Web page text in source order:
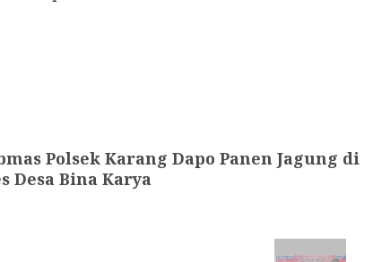
Polsek Karang Dapo Panen Jagung di
Desa Bina Karya